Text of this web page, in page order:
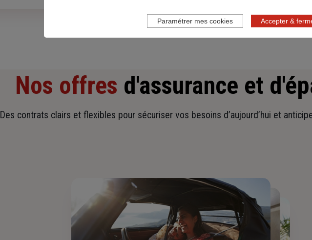
Nos offres d'assurance et
Des contrats clairs et flexibles pour sécuriser vos besoins d’aujourd’hui et
Accepter &
Paramétrer mes cookies